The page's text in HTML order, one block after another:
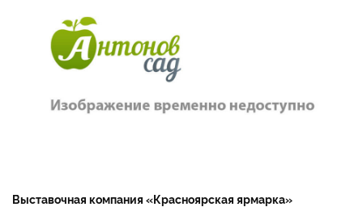
Выставочная компания «Красноярская ярмарка»